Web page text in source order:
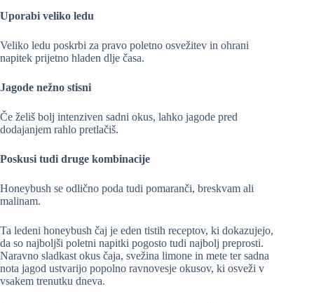
Uporabi veliko ledu
Veliko ledu poskrbi za pravo poletno osvežitev in ohrani
napitek prijetno hladen dlje časa.
Jagode nežno stisni
Če želiš bolj intenziven sadni okus, lahko jagode pred
dodajanjem rahlo pretlačiš.
Poskusi tudi druge kombinacije
Honeybush se odlično poda tudi pomaranči, breskvam ali
malinam.
Ta ledeni honeybush čaj je eden tistih receptov, ki dokazujejo,
da so najboljši poletni napitki pogosto tudi najbolj preprosti.
Naravno sladkast okus čaja, svežina limone in mete ter sadna
nota jagod ustvarijo popolno ravnovesje okusov, ki osveži v
vsakem trenutku dneva.